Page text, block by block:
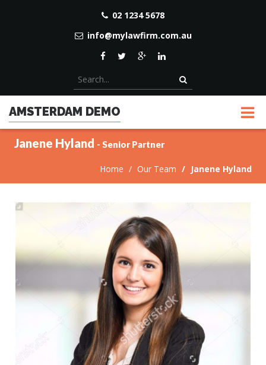
02 1234 5678
info@mylawfirm.com.au
AMSTERDAM DEMO
Janene Hyland - Senior Partner
Home Our Team Janene Hyland